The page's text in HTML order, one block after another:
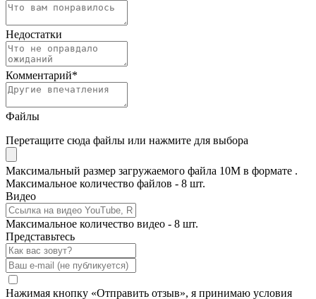
Недостатки
Комментарий*
Файлы
Перетащите сюда файлы или нажмите для выбора
Максимальный размер загружаемого файла 10M в формате .
Максимальное количество файлов - 8 шт.
Видео
Максимальное количество видео - 8 шт.
Представьтесь
Нажимая кнопку «Отправить отзыв», я принимаю условия